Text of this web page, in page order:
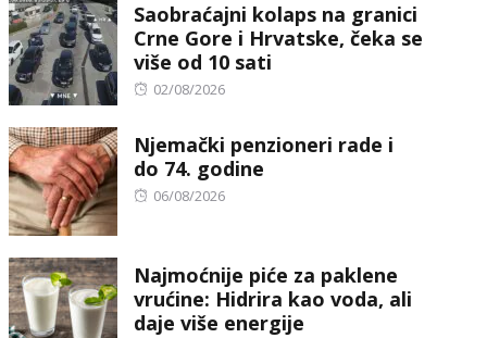
Saobraćajni kolaps na granici
Crne Gore i Hrvatske, čeka se
više od 10 sati
Posted
02/08/2026
Njemački penzioneri rade i
do 74. godine
Posted
06/08/2026
Najmoćnije piće za paklene
vrućine: Hidrira kao voda, ali
daje više energije